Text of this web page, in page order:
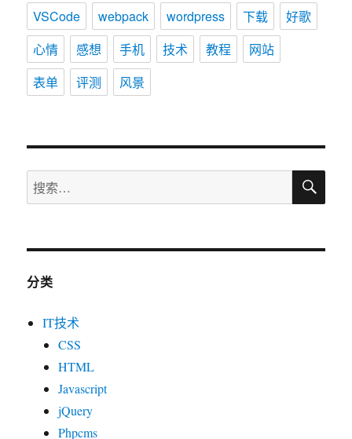
VSCode
webpack wordpress 下载
好歌
心情
感想 手机 技术 教程
网站
表单
评测 风景
搜
索：
搜
分类
IT技术
CSS
HTML
Javascript
jQuery
Phpcms